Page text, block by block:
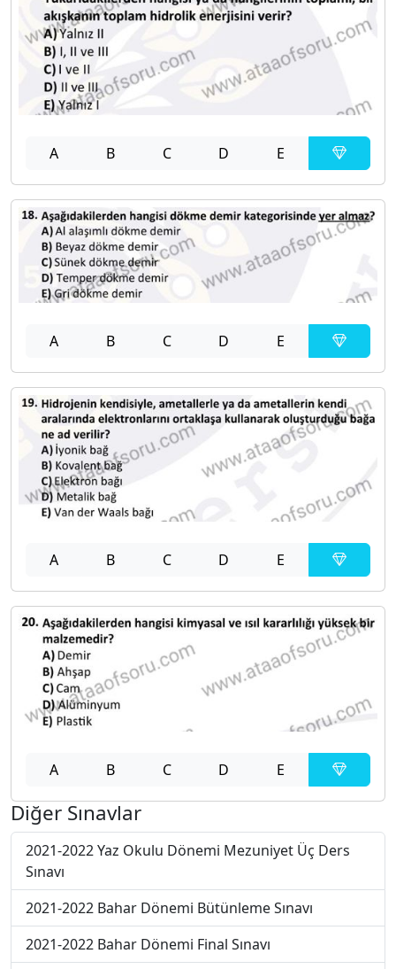
A B C D E
A B C D E
A B C D E
A B C D E
Diğer Sınavlar
2021-2022 Yaz Okulu Dönemi Mezuniyet Üç Ders
Sınavı
2021-2022 Bahar Dönemi Bütünleme Sınavı
2021-2022 Bahar Dönemi Final Sınavı